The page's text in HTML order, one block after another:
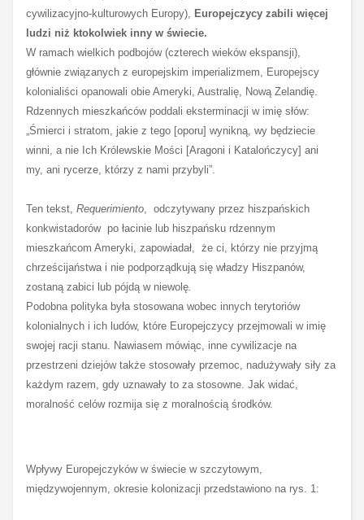
cywilizacyjno-kulturowych Europy), Europejczycy zabili więcej
ludzi niż ktokolwiek inny w świecie.
W ramach wielkich podbojów (czterech wieków ekspansji),
głównie związanych z europejskim imperializmem, Europejscy
kolonialiści opanowali obie Ameryki, Australię, Nową Zelandię.
Rdzennych mieszkańców poddali eksterminacji w imię słów:
„Śmierci i stratom, jakie z tego [oporu] wynikną, wy będziecie
winni, a nie Ich Królewskie Mości [Aragoni i Katalończycy] ani
my, ani rycerze, którzy z nami przybyli”.
Ten tekst, Requerimiento, odczytywany przez hiszpańskich
konkwistadorów po łacinie lub hiszpańsku rdzennym
mieszkańcom Ameryki, zapowiadał, że ci, którzy nie przyjmą
chrześcijaństwa i nie podporządkują się władzy Hiszpanów,
zostaną zabici lub pójdą w niewolę.
Podobna polityka była stosowana wobec innych terytoriów
kolonialnych i ich ludów, które Europejczycy przejmowali w imię
swojej racji stanu. Nawiasem mówiąc, inne cywilizacje na
przestrzeni dziejów także stosowały przemoc, nadużywały siły za
każdym razem, gdy uznawały to za stosowne. Jak widać,
moralność celów rozmija się z moralnością środków.
Wpływy Europejczyków w świecie w szczytowym,
międzywojennym, okresie kolonizacji przedstawiono na rys. 1: